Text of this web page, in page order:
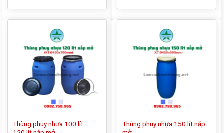
sắc: xanh lá, đen, trắng, cam,… –
Chất liệu: nhựa HDPE Thông tin
sản phẩm Thùng phân loại rác 2
ngăn 40 lít được làm từ nhựa
Thùng phuy nhựa 100 lít –
Thùng phuy nhựa 150 lít nắp